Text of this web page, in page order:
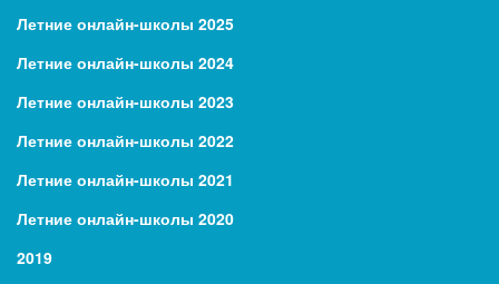
Летние онлайн-школы 2025
Летние онлайн-школы 2024
Летние онлайн-школы 2023
Летние онлайн-школы 2022
Летние онлайн-школы 2021
Летние онлайн-школы 2020
2019